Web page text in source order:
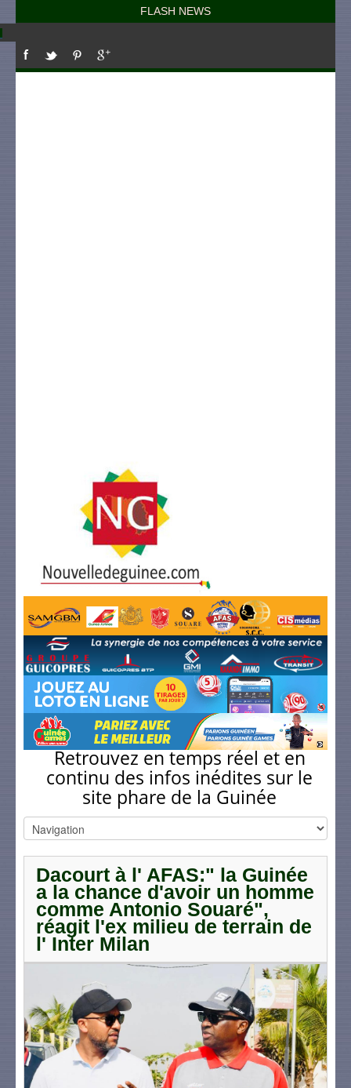
FLASH NEWS
Retrouvez en temps réel et en
continu des infos inédites sur le
site phare de la Guinée
Dacourt à l' AFAS:" la Guinée
a la chance d'avoir un homme
comme Antonio Souaré",
réagit l'ex milieu de terrain de
l' Inter Milan